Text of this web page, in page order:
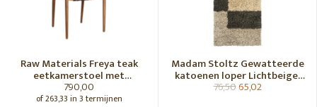
Raw Materials Freya teak
eetkamerstoel met
armleuning - Zwart (set of 2)
790,00
of 263,33 in 3 termijnen
Madam Stoltz Gewatteerde
katoenen loper Lichtbeige,
gebroken wit, grijs, groen
76,5065,02